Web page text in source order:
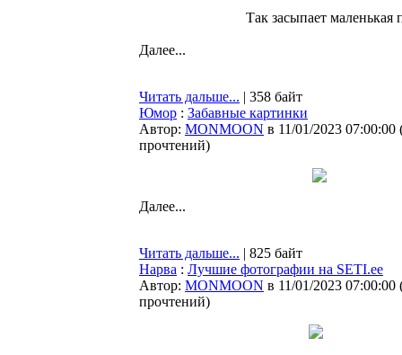
Так засыпает маленькая
Далее...
Читать дальше... | 358 байт
Юмор : Забавные картинки
Автор: MONMOON в 11/01/2023 07:00:00
прочтений)
Далее...
Читать дальше... | 825 байт
Нарва : Лучшие фотографии на SETI.ee
Автор: MONMOON в 11/01/2023 07:00:00
прочтений)